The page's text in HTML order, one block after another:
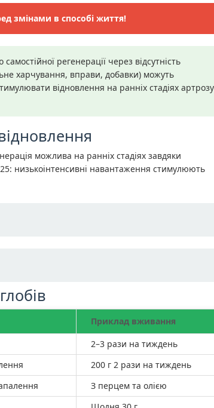
змінами в способі життя!
регенерації через відсутність
харчування, вправи, добавки) можуть
відновлення на ранніх стадіях артрозу
можлива на ранніх стадіях завдяки
низькоінтенсивні навантаження стимулюють
Приклад вживання
2–3 рази на тиждень
200 г 2 рази на тиждень
З перцем та олією